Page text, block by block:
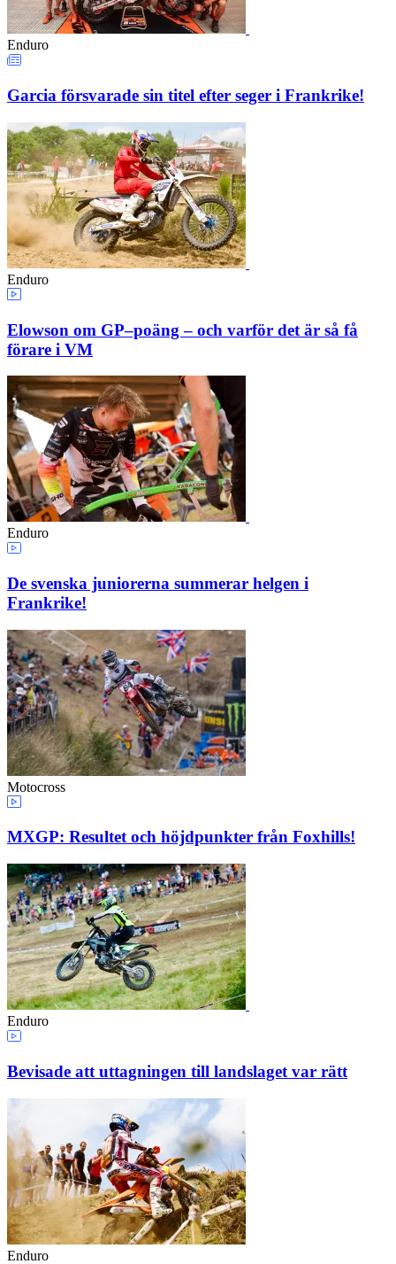
Enduro
Garcia försvarade sin titel efter seger i Frankrike!
Enduro
Elowson om GP–poäng – och varför det är så få
förare i VM
Enduro
De svenska juniorerna summerar helgen i
Frankrike!
Motocross
MXGP: Resultet och höjdpunkter från Foxhills!
Enduro
Bevisade att uttagningen till landslaget var rätt
Enduro